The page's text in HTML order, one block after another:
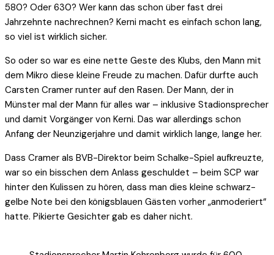
580? Oder 630? Wer kann das schon über fast drei
Jahrzehnte nachrechnen? Kerni macht es einfach schon lang,
so viel ist wirklich sicher.
So oder so war es eine nette Geste des Klubs, den Mann mit
dem Mikro diese kleine Freude zu machen. Dafür durfte auch
Carsten Cramer runter auf den Rasen. Der Mann, der in
Münster mal der Mann für alles war – inklusive Stadionsprecher
und damit Vorgänger von Kerni. Das war allerdings schon
Anfang der Neunzigerjahre und damit wirklich lange, lange her.
Dass Cramer als BVB-Direktor beim Schalke-Spiel aufkreuzte,
war so ein bisschen dem Anlass geschuldet – beim SCP war
hinter den Kulissen zu hören, dass man dies kleine schwarz-
gelbe Note bei den königsblauen Gästen vorher „anmoderiert“
hatte. Pikierte Gesichter gab es daher nicht.